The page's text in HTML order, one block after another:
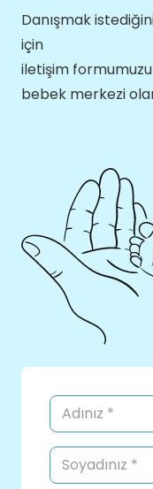
Danışmak
için
iletişim formumuzu
bebek merkezi